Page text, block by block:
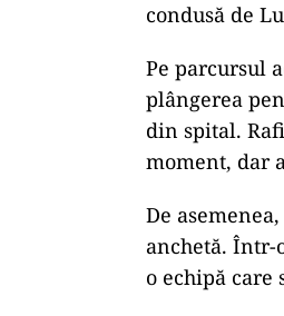
condusă de
Pe parcursul
plângerea
din spital.
moment, dar
De
anchetă. Într-
o echipă